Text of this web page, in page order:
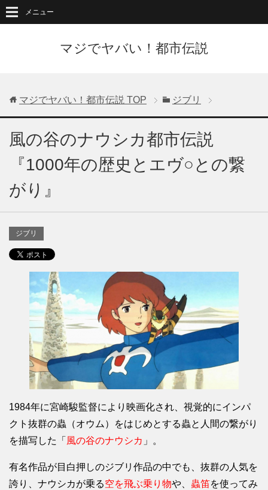
マジでヤバい！都市伝説
メニュー
マジでヤバい！都市伝説 TOP ジブリ
風の谷のナウシカ都市伝説
『1000年の歴史とエヴ○との繋
がり』
ジブリ
1984年に宮崎駿監督により映画化され、視覚的にインパ
クト抜群の蟲（オウム）をはじめとする蟲と人間の繋がり
を描写した「 風の谷のナウシカ 」。
有名作品が目白押しのジブリ作品の中でも、抜群の人気を
誇り、ナウシカが乗る空を飛ぶ乗り物や、 蟲笛を使ってみ